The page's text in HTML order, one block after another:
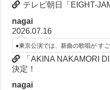
テレビ朝日「EIGHT-
nagai
2026.07.16
●東京公演では、新曲の歌唱が す
「AKINA NAKAMORI
決定！
nagai